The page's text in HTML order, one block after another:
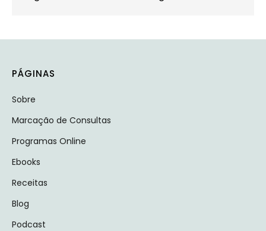
PÁGINAS
Sobre
Marcação de Consultas
Programas Online
Ebooks
Receitas
Blog
Podcast